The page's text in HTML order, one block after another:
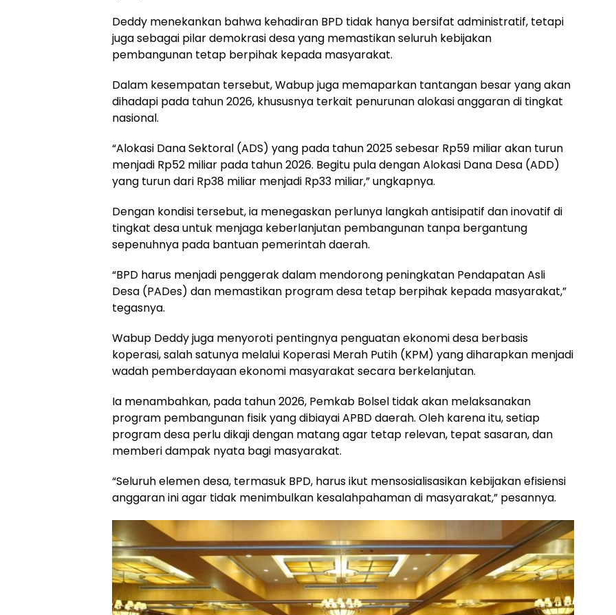
Deddy menekankan bahwa kehadiran BPD tidak hanya bersifat administratif, tetapi
juga sebagai pilar demokrasi desa yang memastikan seluruh kebijakan
pembangunan tetap berpihak kepada masyarakat.
Dalam kesempatan tersebut, Wabup juga memaparkan tantangan besar yang akan
dihadapi pada tahun 2026, khususnya terkait penurunan alokasi anggaran di tingkat
nasional.
“Alokasi Dana Sektoral (ADS) yang pada tahun 2025 sebesar Rp59 miliar akan turun
menjadi Rp52 miliar pada tahun 2026. Begitu pula dengan Alokasi Dana Desa (ADD)
yang turun dari Rp38 miliar menjadi Rp33 miliar,” ungkapnya.
Dengan kondisi tersebut, ia menegaskan perlunya langkah antisipatif dan inovatif di
tingkat desa untuk menjaga keberlanjutan pembangunan tanpa bergantung
sepenuhnya pada bantuan pemerintah daerah.
“BPD harus menjadi penggerak dalam mendorong peningkatan Pendapatan Asli
Desa (PADes) dan memastikan program desa tetap berpihak kepada masyarakat,”
tegasnya.
Wabup Deddy juga menyoroti pentingnya penguatan ekonomi desa berbasis
koperasi, salah satunya melalui Koperasi Merah Putih (KPM) yang diharapkan menjadi
wadah pemberdayaan ekonomi masyarakat secara berkelanjutan.
Ia menambahkan, pada tahun 2026, Pemkab Bolsel tidak akan melaksanakan
program pembangunan fisik yang dibiayai APBD daerah. Oleh karena itu, setiap
program desa perlu dikaji dengan matang agar tetap relevan, tepat sasaran, dan
memberi dampak nyata bagi masyarakat.
“Seluruh elemen desa, termasuk BPD, harus ikut mensosialisasikan kebijakan efisiensi
anggaran ini agar tidak menimbulkan kesalahpahaman di masyarakat,” pesannya.